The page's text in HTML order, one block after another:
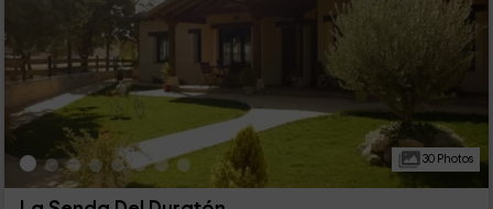
30 Photos